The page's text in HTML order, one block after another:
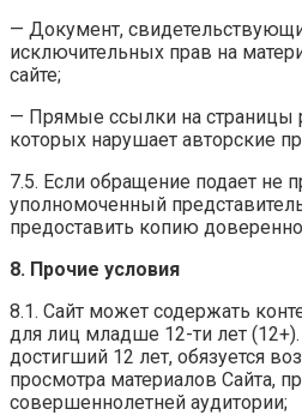
— Документ,
исключительных прав на
сайте;
— Прямые ссылки на страницы
которых нарушает авторские
7.5. Если обращение подает не
уполномоченный
предоставить копию
8. Прочие условия
8.1. Сайт может содержать
для лиц младше 12-ти лет
достигший 12 лет, обязуется
просмотра материалов Сайта,
совершеннолетней аудитории;